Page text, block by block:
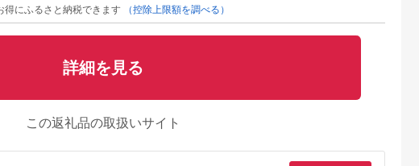
にふるさと納税できます
（控除上限額を調べる）
詳細を見る
この返礼品の取扱いサイト